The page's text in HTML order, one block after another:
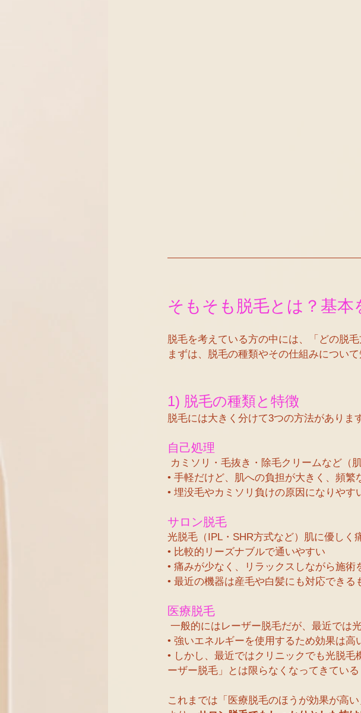
そもそも脱毛とは？基本
脱毛を考えている方の中には、「どの脱
まずは、脱毛の種類やその仕組みについて
1) 脱毛の種類と特徴
脱毛には大きく分けて3つの方法がありま
自己処理
カミソリ・毛抜き・除毛クリームなど（
• 手軽だけど、肌への負担が大きく、頻繁
• 埋没毛やカミソリ負けの原因になりやす
サロン脱毛
光脱毛（IPL・SHR方式など）肌に優しく
• 比較的リーズナブルで通いやすい
• 痛みが少なく、リラックスしながら施術
• 最近の機器は産毛や白髪にも対応できる
医療脱毛
一般的にはレーザー脱毛だが、最近では
• 強いエネルギーを使用するため効果は高
• しかし、最近ではクリニックでも光脱
ーザー脱毛」とは限らなくなってきている
これまでは「医療脱毛のほうが効果が高